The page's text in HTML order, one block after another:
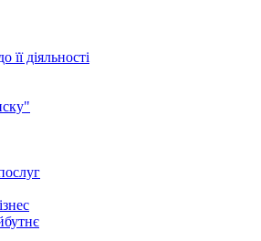
діяльності